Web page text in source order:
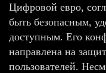
Цифровой евро,
быть безопасным,
доступным. Его
направлена на
пользователей.